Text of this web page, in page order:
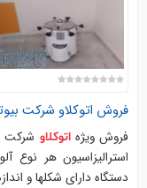
فروش اتوکلاو شرکت
فروش ویژهاتوکلاو شرکت
استرالیزاسیون هر نوع
دستگاه دارای شکلها و